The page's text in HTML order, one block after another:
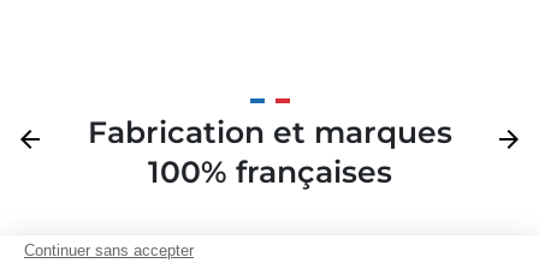
Continuer sans accepter
Précédent
arrow_back
Fabrication et marques
100% françaises
arrow_forward